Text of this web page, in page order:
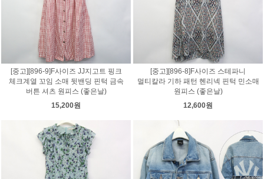
[중고][896-9]F사이즈 JJ지고트 핑크
체크계열 꼬임 소매 뒷밴딩 핀턱 금속
버튼 셔츠 원피스 (좋은날)
15,200원
[중고][896-8]F사이즈 스테파니
멀티칼라 기하 패턴 헨리넥 핀턱 민소매
원피스 (좋은날)
12,600원